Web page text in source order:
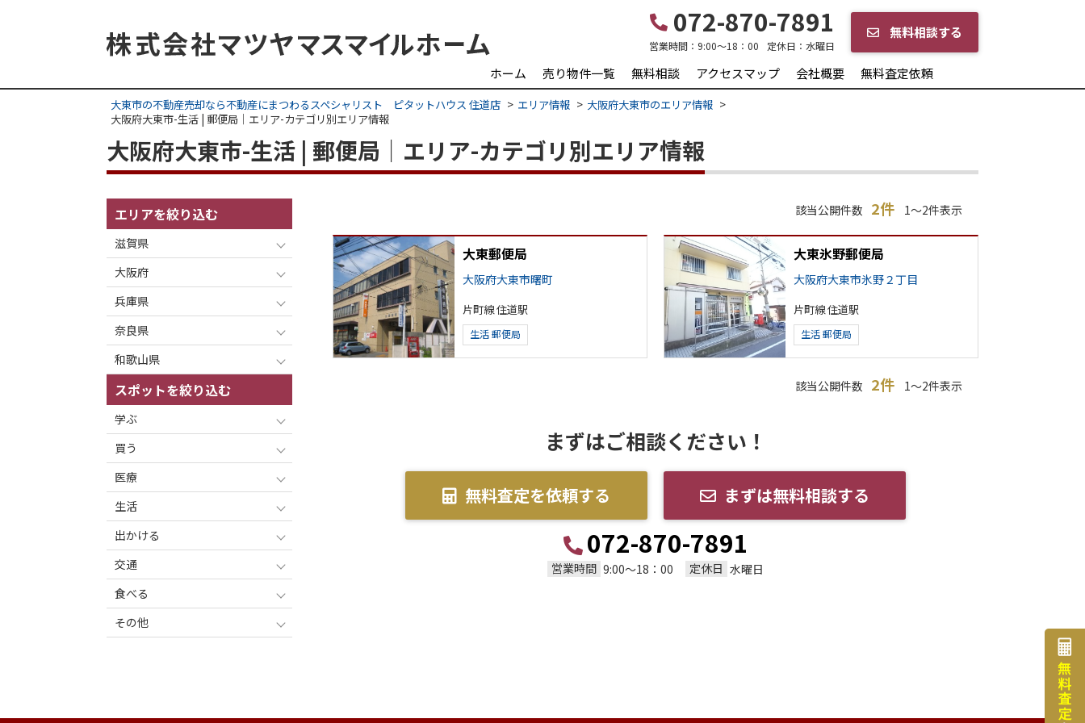
072-870-7891
営業時間： 9:00～18：00 定休日： 水曜日
無料相談する
ホーム 売り物件一覧 無料相談 アクセスマップ 会社概要 無料査定依頼
大東市の不動産売却なら不動産にまつわるスペシャリスト ピタットハウス 住道店 エリア情報
大阪府大東市のエリア情報
大阪府大東市-生活 | 郵便局｜エリア-カテゴリ別エリア情報
大阪府大東市-生活 | 郵便局｜エリア-カテゴリ別エリア情報
該当公開件数 2件 1～2件表示
大東郵便局
大阪府大東市曙町
片町線 住道駅
生活郵便局
大東氷野郵便局
大阪府大東市氷野２丁目
片町線 住道駅
生活郵便局
該当公開件数 2件 1～2件表示
まずはご相談ください！
無料査定を依頼する まずは無料相談する
072-870-7891
営業時間 9:00～18：00 定休日 水曜日
エリアを絞り込む
滋賀県
大阪府
兵庫県
奈良県
和歌山県
スポットを絞り込む
学ぶ
買う
医療
生活
出かける
交通
食べる
その他